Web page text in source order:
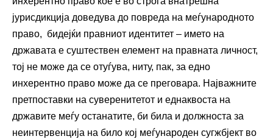
јурисдикција доведува до повреда на меѓународното
право, бидејќи правниот идентитет – името на
државата е суштествен елемент на правната личност,
тој не може да се отуѓува, ниту, пак, за едно
инхерентно право може да се преговара. Најважните
претпоставки на суверенитетот и еднаквоста на
државите меѓу останатите, би била и должноста за
неинтервенција на било кој меѓународен сугжбјект во